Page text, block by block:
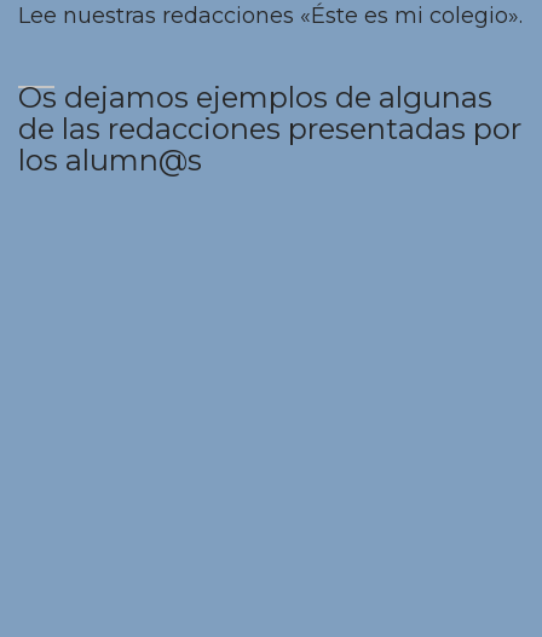
Lee nuestras redacciones «Éste es mi colegio».
Os dejamos ejemplos de algunas
de las redacciones presentadas por
los alumn@s